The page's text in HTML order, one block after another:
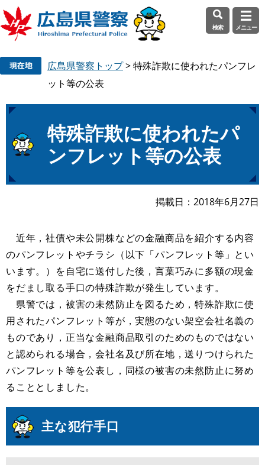
先
を
本
検索 メニュー
広島県警察トップ>特殊詐欺に使われたパンフレ
ット等の公表
文
特殊詐欺に使われたパ
ンフレット等の公表
掲載日 2018年6月27日
近年，社債や未公開株などの金融商品を紹介する内容
のパンフレットやチラシ（以下「パンフレット等」とい
います。）を自宅に送付した後，言葉巧みに多額の現金
をだまし取る手口の特殊詐欺が発生しています。
県警では，被害の未然防止を図るため，特殊詐欺に使
用されたパンフレット等が，実態のない架空会社名義の
ものであり，正当な金融商品取引のためのものではない
と認められる場合，会社名及び所在地，送りつけられた
パンフレット等を公表し，同様の被害の未然防止に努め
ることとしました。
主な犯行手口